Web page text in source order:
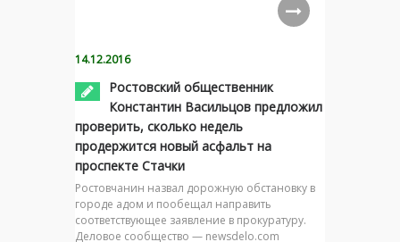
14.12.2016
Ростовский общественник
Константин Васильцов предложил
проверить, сколько недель
продержится новый асфальт на
проспекте Стачки
Ростовчанин назвал дорожную обстановку в
городе адом и пообещал направить
соответствующее заявление в прокуратуру.
Деловое сообщество — newsdelo.com